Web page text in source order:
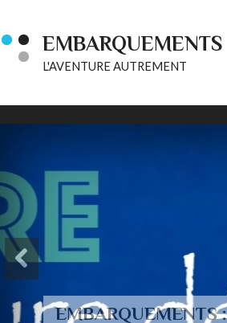
EMBARQUEMENTS
L'AVENTURE AUTREMENT
EMBARQUEMENTS :